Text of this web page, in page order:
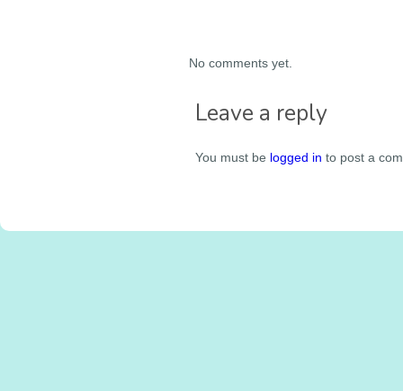
No comments yet.
Leave a reply
You must be logged in to post a